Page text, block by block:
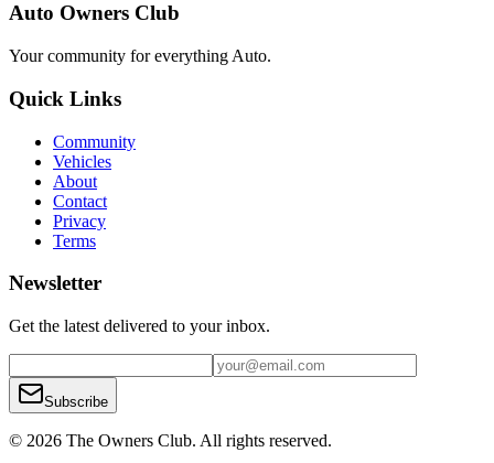
Auto Owners Club
Your community for everything Auto.
Quick Links
Community
Vehicles
About
Contact
Privacy
Terms
Newsletter
Get the latest delivered to your inbox.
Subscribe
© 2026 The Owners Club. All rights reserved.